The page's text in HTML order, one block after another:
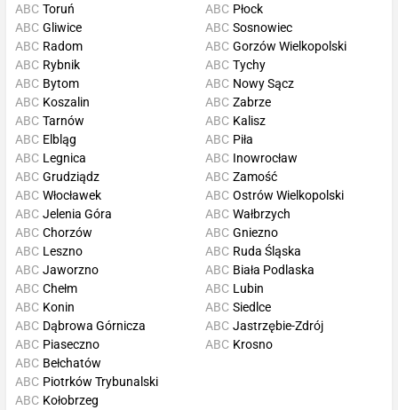
ABC Toruń
ABC Gliwice
ABC Radom
ABC Płock
ABC Sosnowiec
ABC Gorzów Wielkopolski
ABC Rybnik
ABC Bytom
ABC Koszalin
ABC Tarnów
ABC Tychy
ABC Nowy Sącz
ABC Zabrze
ABC Kalisz
ABC Elbląg
ABC Legnica
ABC Grudziądz
ABC Włocławek
ABC Piła
ABC Inowrocław
ABC Zamość
ABC Ostrów Wielkopolski
ABC Jelenia Góra
ABC Chorzów
ABC Leszno
ABC Jaworzno
ABC Wałbrzych
ABC Gniezno
ABC Ruda Śląska
ABC Biała Podlaska
ABC Chełm
ABC Konin
ABC Dąbrowa Górnicza
ABC Piaseczno
ABC Lubin
ABC Siedlce
ABC Jastrzębie-Zdrój
ABC Krosno
ABC Bełchatów
ABC Piotrków Trybunalski
ABC Kołobrzeg